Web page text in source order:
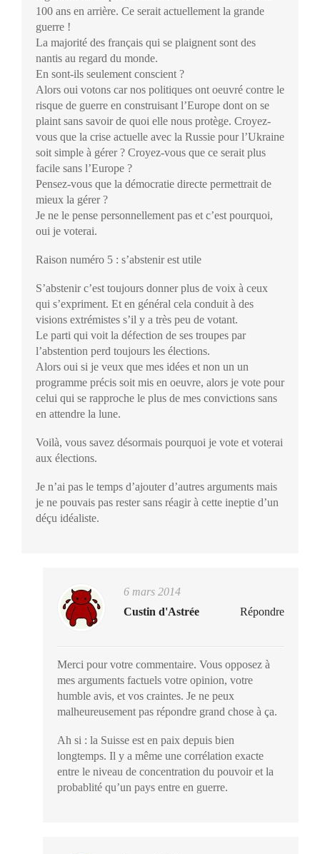
100 ans en arrière. Ce serait actuellement la grande
guerre !
La majorité des français qui se plaignent sont des
nantis au regard du monde.
En sont-ils seulement conscient ?
Alors oui votons car nos politiques ont oeuvré contre le
risque de guerre en construisant l’Europe dont on se
plaint sans savoir de quoi elle nous protège. Croyez-
vous que la crise actuelle avec la Russie pour l’Ukraine
soit simple à gérer ? Croyez-vous que ce serait plus
facile sans l’Europe ?
Pensez-vous que la démocratie directe permettrait de
mieux la gérer ?
Je ne le pense personnellement pas et c’est pourquoi,
oui je voterai.
Raison numéro 5 : s’abstenir est utile
S’abstenir c’est toujours donner plus de voix à ceux
qui s’expriment. Et en général cela conduit à des
visions extrémistes s’il y a très peu de votant.
Le parti qui voit la défection de ses troupes par
l’abstention perd toujours les élections.
Alors oui si je veux que mes idées et non un un
programme précis soit mis en oeuvre, alors je vote pour
celui qui se rapproche le plus de mes convictions sans
en attendre la lune.
Voilà, vous savez désormais pourquoi je vote et voterai
aux élections.
Je n’ai pas le temps d’ajouter d’autres arguments mais
je ne pouvais pas rester sans réagir à cette ineptie d’un
déçu idéaliste.
6 mars 2014
Custin d'Astrée
Répondre
Merci pour votre commentaire. Vous opposez à
mes arguments factuels votre opinion, votre
humble avis, et vos craintes. Je ne peux
malheureusement pas répondre grand chose à ça.
Ah si : la Suisse est en paix depuis bien
longtemps. Il y a même une corrélation exacte
entre le niveau de concentration du pouvoir et la
probablité qu’un pays entre en guerre.